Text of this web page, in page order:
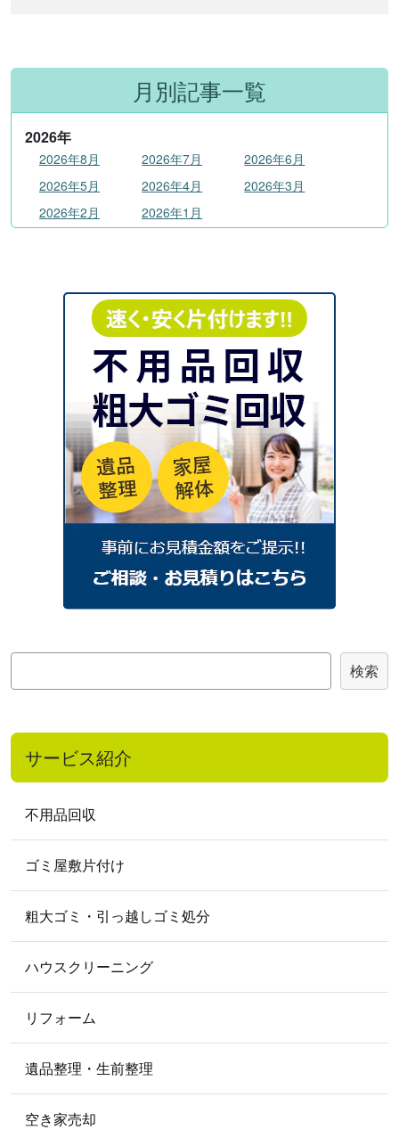
月別記事一覧
2026年
2026年8月 2026年7月
2026年6月
2026年5月
2026年4月
2026年3月
2026年2月
2026年1月
2025年9月
2025年8月
2025年7月
2025年6月
2025年5月
2025年4月
2025年3月
2025年2月 2025年1月
年
2024年12月 2024年11月
2024年10月
2024年9月
2024年8月
2024年7月
2024年6月
2024年4月
2024年3月
2024年2月
2024年1月
2023年7月 2023年4月
2023年3月
2023年2月
2023年1月
2022年
2022年5月
2022年3月
2022年2月
2022年1月
2021年
2020年5月
2020年4月
2019年
2019年12月 2019年11月
2019年9月
2019年8月
2018年
2018年11月 2018年10月 2018年2月
検
索
検索
サービス紹介
不用品回収
ゴミ屋敷片付け
粗大ゴミ・引っ越しゴミ処分
ハウスクリーニング
リフォーム
遺品整理・生前整理
空き家売却